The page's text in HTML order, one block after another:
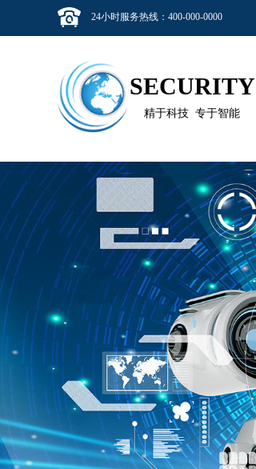
24小时服务热线：400-000-0000
SECURITY
精于科技 专于智能